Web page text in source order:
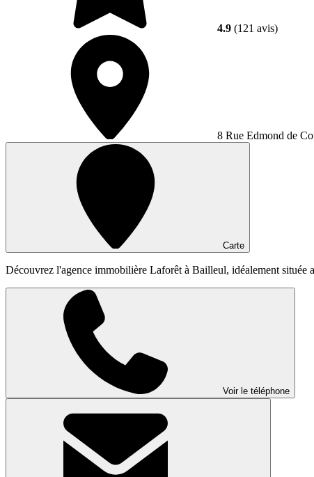
4.9 (121 avis)
8 Rue Edmond de
Carte
Découvrez l'agence immobilière Laforêt à Bailleul, idéalement située
Voir le téléphone